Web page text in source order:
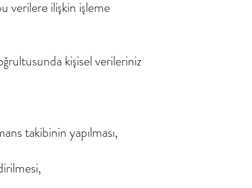
verilere ilişkin işleme
kişisel verileriniz
takibinin yapılması,